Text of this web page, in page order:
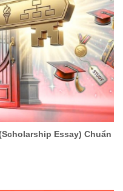
Essay) Chuẩn